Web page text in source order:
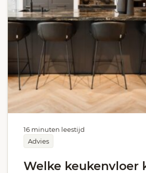
Advies
16 minuten leestijd
Welke keukenvloer